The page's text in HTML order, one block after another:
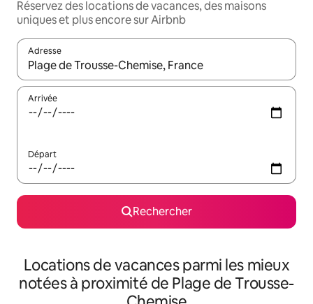
Réservez des locations de vacances, des maisons
uniques et plus encore sur Airbnb
Adresse
Lorsque les résultats s'affichent, utilisez les flèches vers le
Arrivée
Départ
Rechercher
Locations de vacances parmi les mieux
notées à proximité de Plage de Trousse-